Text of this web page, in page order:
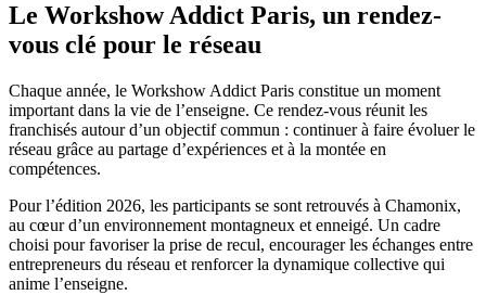
Le Workshow Addict Paris, un rendez-
vous clé pour le réseau
Chaque année, le Workshow Addict Paris constitue un moment
important dans la vie de l’enseigne. Ce rendez-vous réunit les
franchisés autour d’un objectif commun : continuer à faire évoluer le
réseau grâce au partage d’expériences et à la montée en
compétences.
Pour l’édition 2026, les participants se sont retrouvés à Chamonix,
au cœur d’un environnement montagneux et enneigé. Un cadre
choisi pour favoriser la prise de recul, encourager les échanges entre
entrepreneurs du réseau et renforcer la dynamique collective qui
anime l’enseigne.